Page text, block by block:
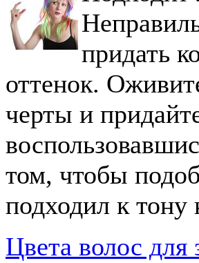
придать
оттенок.
черты и
том, чтобы
подходил к
Цвета волос